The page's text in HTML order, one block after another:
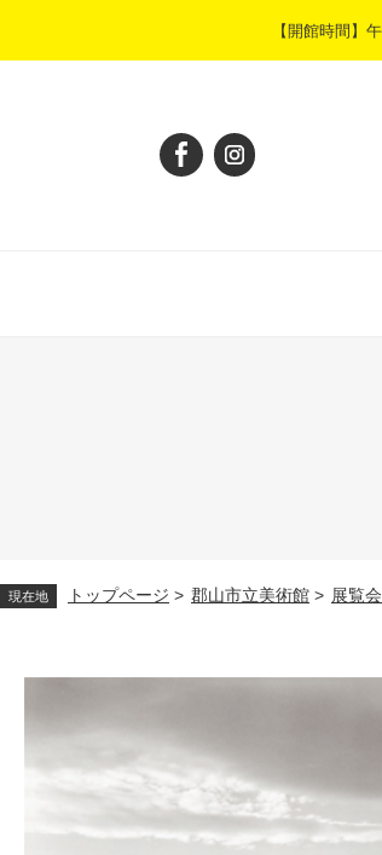
【開館時間】
現在地 トップページ > 郡山市立美術館 > 展覧会